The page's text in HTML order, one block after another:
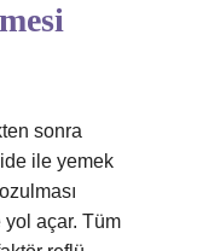
sonra
ile yemek
açar. Tüm